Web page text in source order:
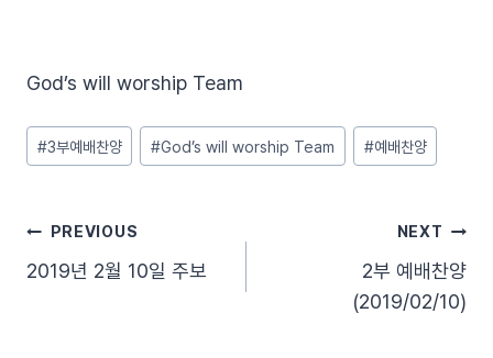
God’s will worship Team
Post
Tags:
#3부예배찬양 #God’s will worship Team #예배찬양
글PREVIOUS
2019년 2월 10일 주보
NEXT
2부 예배찬양
(2019/02/10)